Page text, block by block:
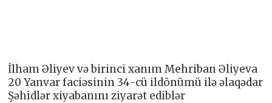
İlham Əliyev və birinci xanım Mehriban Əliyeva
20 Yanvar faciəsinin 34-cü ildönümü ilə əlaqədar
Şəhidlər xiyabanını ziyarət ediblər